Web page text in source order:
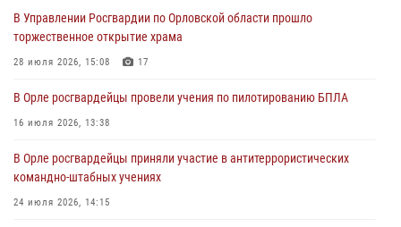
первое полугодие
05 августа 2026, 13:12
совершении противоправных действий
04 августа 2026, 14:21
В Орле приняли присягу 28 новых росгвардейцев
04 августа 2026, 14:06
В Управлении Росгвардии по Орловской области прошло
торжественное открытие храма
28 июля 2026, 15:08 17
В Орле росгвардейцы провели учения по пилотированию БПЛА
16 июля 2026, 13:38
В Орле росгвардейцы приняли участие в антитеррористических
командно-штабных учениях
24 июля 2026, 14:15